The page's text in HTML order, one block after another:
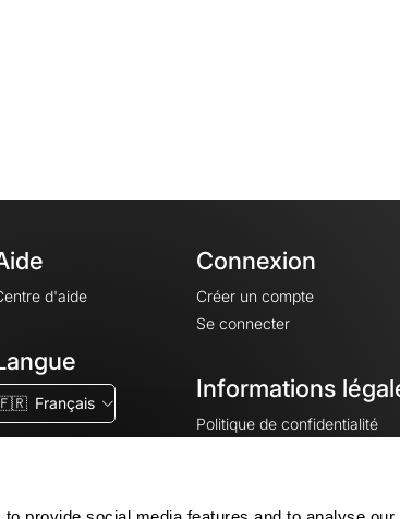
d'aide
Français
Connexion
Créer un compte
Se connecter
Informations
Politique de confidentialité
Mentions légales